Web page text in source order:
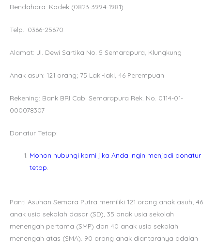
Bendahara: Kadek (0823-3994-1981)
Telp.: 0366-25670
Alamat: Jl. Dewi Sartika No. 5 Semarapura, Klungkung
Anak asuh: 121 orang; 75 Laki-laki, 46 Perempuan
Rekening: Bank BRI Cab. Semarapura Rek. No. 0114-01-
000078307
Donatur Tetap:
Mohon hubungi kami jika Anda ingin menjadi donatur
tetap.
Panti Asuhan Semara Putra memiliki 121 orang anak asuh; 46
anak usia sekolah dasar (SD), 35 anak usia sekolah
menengah pertama (SMP) dan 40 anak usia sekolah
menengah atas (SMA). 90 orang anak diantaranya adalah